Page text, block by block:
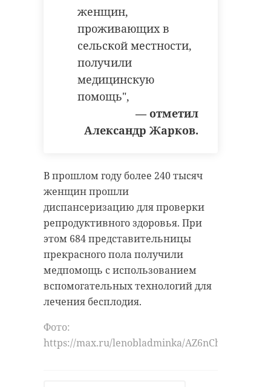
женщин,
проживающих в
сельской местности,
получили
медицинскую
помощь",
— отметил
Александр Жарков.
В прошлом году более 240 тысяч
женщин прошли
диспансеризацию для проверки
репродуктивного здоровья. При
этом 684 представительницы
прекрасного пола получили
медпомощь с использованием
вспомогательных технологий для
лечения бесплодия.
Фото:
https://max.ru/lenobladminka/AZ6nCh4iTYY